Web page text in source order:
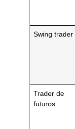
Swing trader
Trader de
futuros